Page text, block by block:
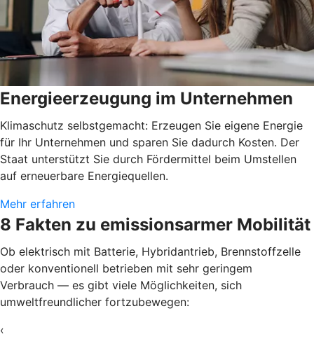
Energieerzeugung im Unternehmen
Klimaschutz selbstgemacht: Erzeugen Sie eigene Energie
für Ihr Unternehmen und sparen Sie dadurch Kosten. Der
Staat unterstützt Sie durch Fördermittel beim Umstellen
auf erneuerbare Energiequellen.
Mehr erfahren
8 Fakten zu emissionsarmer Mobilität
Ob elektrisch mit Batterie, Hybridantrieb, Brennstoffzelle
oder konventionell betrieben mit sehr geringem
Verbrauch — es gibt viele Möglichkeiten, sich
umweltfreundlicher fortzubewegen:
‹